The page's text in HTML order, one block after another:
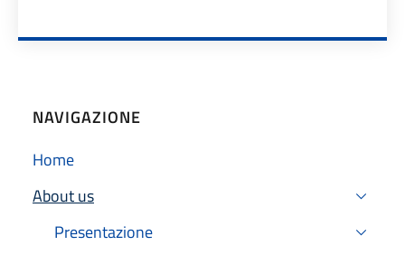
NAVIGAZIONE
Home
About us
Active
Presentazione